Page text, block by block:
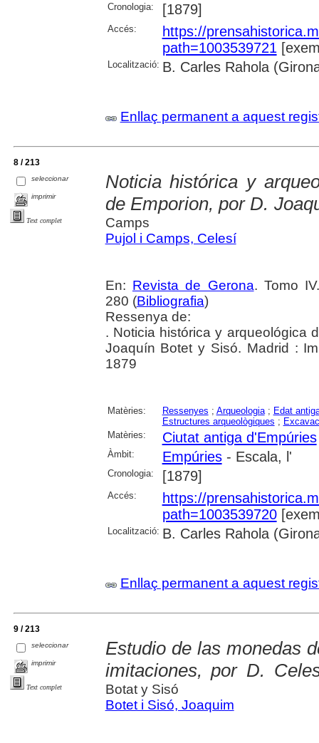
Cronologia: [1879]
Accés:
https://
path=1003539721
Localització: B. Carles Rahola
Enllaç permanent a aquest
8 / 213
seleccionar
imprimir
Text complet
Noticia histórica y
de Emporion, por D.
Camps
Pujol i Camps, Celesí
En: Revista de Gerona. Tomo
280 (Bibliografia)
Ressenya de:
. Noticia histórica y arqueológica
Joaquín Botet y Sisó. Madrid :
1879
Matèries: Ressenyes ; Arqueologia; Edat
Estructures arqueològiques ;
Matèries:
Ciutat antiga d'Empúries
Àmbit: Empúries- Escala, l'
Cronologia: [1879]
Accés:
https://
path=1003539720
Localització: B. Carles Rahola
Enllaç permanent a aquest
9 / 213
seleccionar
imprimir
Text complet
Estudio de las monedas
imitaciones, por D.
Botat y Sisó
Botet i Sisó, Joaquim